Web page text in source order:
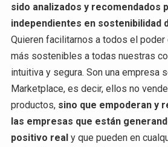
sido analizados y recomendados
independientes en sostenibilidad
Quieren facilitarnos a todos el poder
más sostenibles a todas nuestras
intuitiva y segura. Son una empresa
Marketplace, es decir, ellos no
productos, sino que empoderan y
las empresas que están
positivo realy que pueden en